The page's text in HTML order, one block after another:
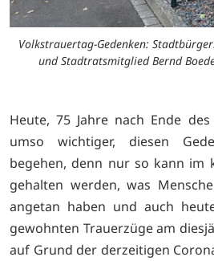
Volkstrauertag-Gedenken:
und Stadtratsmitglied Bernd
Heute, 75 Jahre nach Ende
umso wichtiger, diesen
begehen, denn nur so kann im
gehalten werden, was
angetan haben und auch
gewohnten Trauerzüge am
auf Grund der derzeitigen